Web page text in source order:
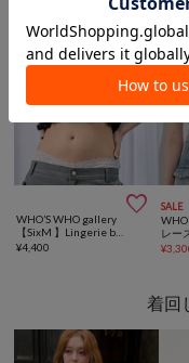

WHO’S WHO gallery
¥4,400
SALE
レー
¥
着回